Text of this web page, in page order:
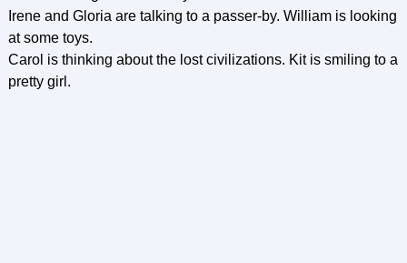
Irene and Gloria are talking to a passer-by. William is looking
at some toys.
Carol is thinking about the lost civilizations. Kit is smiling to a
pretty girl.